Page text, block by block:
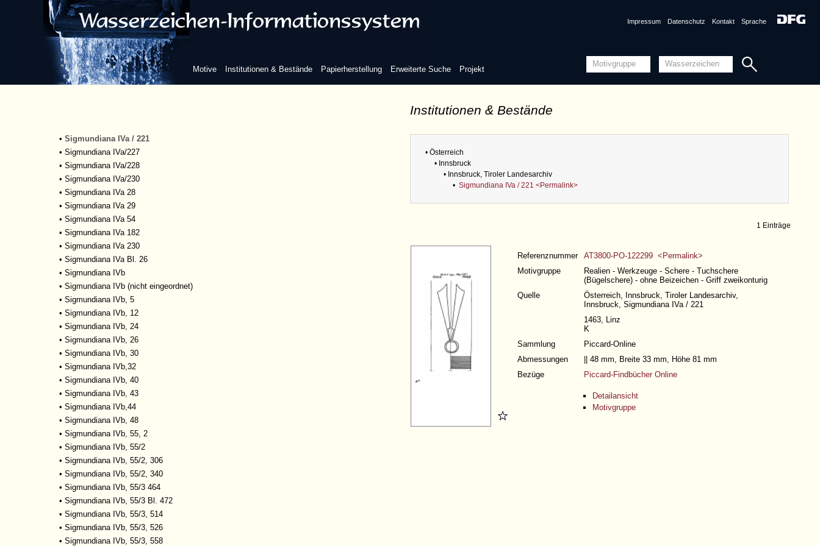
Motive Institutionen & Bestände Papierherstellung Erweiterte Suche Projekt
Impressum Datenschutz Kontakt Sprache
Institutionen & Bestände
•Sigmundiana IVa/160
•Sigmundiana IVa/178
•Sigmundiana IVa/180
•Sigmundiana IVa/181
•Sigmundiana IVa/184
•Sigmundiana Iva/189
•Sigmundiana IVa/191
• Sigmundiana IVa / 221
• Sigmundiana IVa/227
• Sigmundiana IVa/228
• Sigmundiana IVa/230
• Sigmundiana IVa 28
• Sigmundiana IVa 29
• Sigmundiana IVa 54
• Sigmundiana IVa 182
• Sigmundiana IVa 230
• Sigmundiana IVa Bl. 26
• Sigmundiana IVb
• Sigmundiana IVb (nicht eingeordnet)
• Sigmundiana IVb, 5
• Sigmundiana IVb, 12
• Sigmundiana IVb, 24
• Sigmundiana IVb, 26
• Sigmundiana IVb, 30
• Sigmundiana IVb,32
• Sigmundiana IVb, 40
• Sigmundiana IVb, 43
• Sigmundiana IVb,44
• Sigmundiana IVb, 48
• Sigmundiana IVb, 55, 2
• Sigmundiana IVb, 55/2
• Sigmundiana IVb, 55/2, 306
• Sigmundiana IVb, 55/2, 340
• Sigmundiana IVb, 55/3 464
• Sigmundiana IVb, 55/3 Bl. 472
• Sigmundiana IVb, 55/3, 514
• Sigmundiana IVb, 55/3, 526
• Sigmundiana IVb, 55/3, 558
• Österreich
• Innsbruck
• Innsbruck, Tiroler Landesarchiv
•Sigmundiana IVa / 221 <Permalink>
1 Einträge
Referenznummer
AT3800-PO-122299 <Permalink>
Motivgruppe
Realien - Werkzeuge - Schere - Tuchschere
(Bügelschere) - ohne Beizeichen - Griff zweikonturig
Quelle
Österreich, Innsbruck, Tiroler Landesarchiv,
Innsbruck, Sigmundiana IVa / 221
1463, Linz
K
Sammlung
Piccard-Online
Abmessungen
|| 48 mm, Breite 33 mm, Höhe 81 mm
Bezüge
Piccard-Findbücher Online
Detailansicht
Motivgruppe